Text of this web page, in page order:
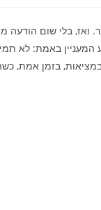
ואז, בלי שום הודעה
באמת: לא
בזמן אמת,